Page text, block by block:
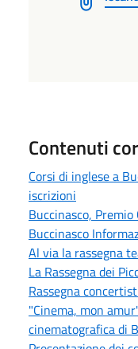
Contenuti
Corsi di inglese a
iscrizioni
Buccinasco,
Buccinasco
Al via la rassegna
La Rassegna dei
Rassegna
"Cinema, mon
cinematografica di